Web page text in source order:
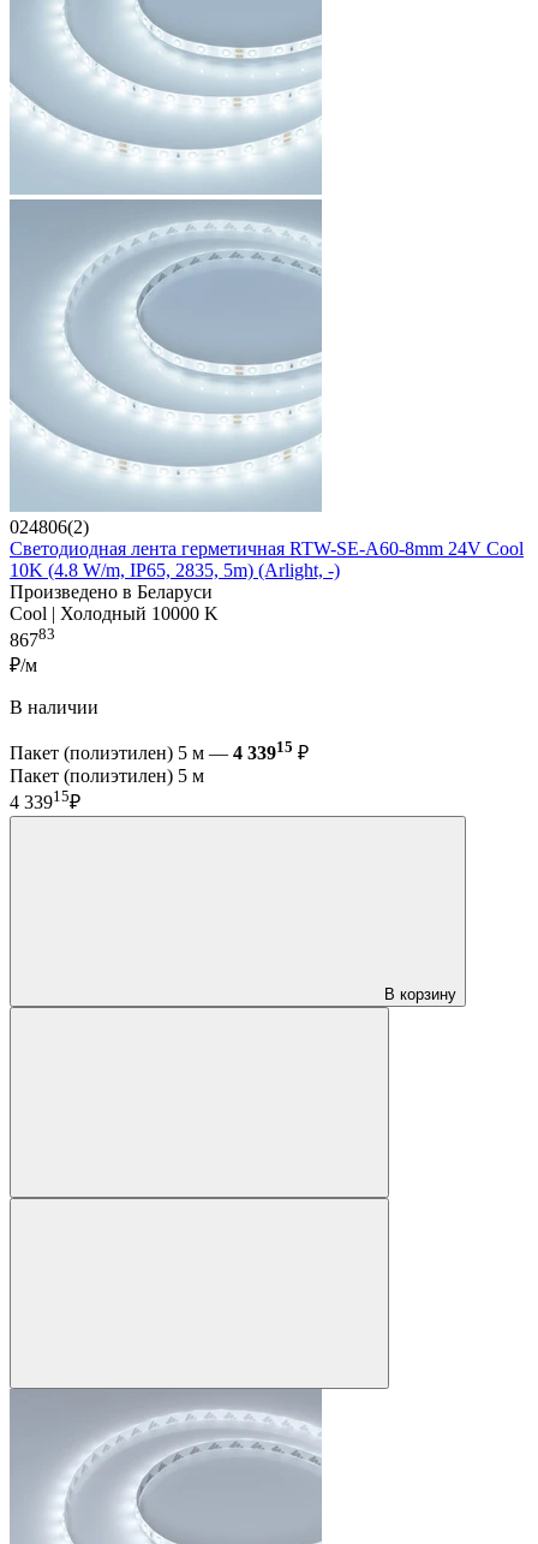
024806(2)
Светодиодная лента герметичная RTW-SE-A60-8mm 24V Cool
10K (4.8 W/m, IP65, 2835, 5m) (Arlight, -)
Произведено в Беларуси
Cool | Холодный 10000 K
86783
₽/м
В наличии
Пакет (полиэтилен) 5 м — 4 33915 ₽
Пакет (полиэтилен) 5 м
4 33915₽
В корзину